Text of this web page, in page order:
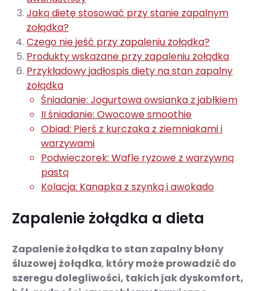
Jaką dietę stosować przy stanie zapalnym
żołądka?
Czego nie jeść przy zapaleniu żołądka?
Produkty wskazane przy zapaleniu żołądka
Przykładowy jadłospis diety na stan zapalny
żołądka
Śniadanie: Jogurtowa owsianka z jabłkiem
II śniadanie: Owocowe smoothie
Obiad: Pierś z kurczaka z ziemniakami i
warzywami
Podwieczorek: Wafle ryżowe z warzywną
pastą
Kolacja: Kanapka z szynką i awokado
Zapalenie żołądka a dieta
Zapalenie żołądka to stan zapalny błony
śluzowej żołądka, który może prowadzić do
szeregu dolegliwości, takich jak dyskomfort,